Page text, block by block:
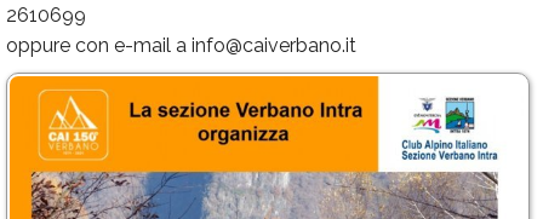
2610699
oppure con e-mail a info@caiverbano.it